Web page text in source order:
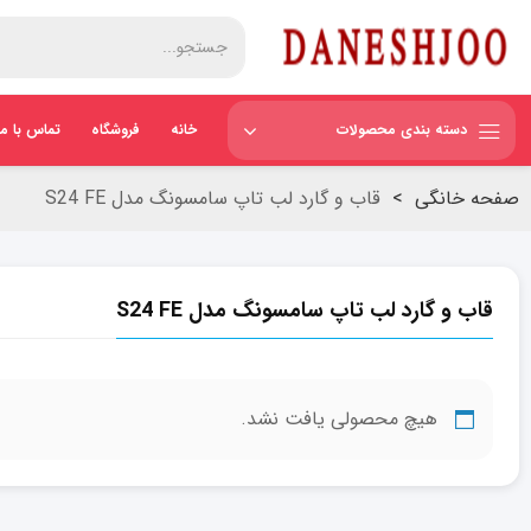
دسته بندی محصولات خانه فروشگاه تماس با
صفحه خانگی > قاب و گارد لب تاپ سامسونگ مدل S24 FE
قاب و گارد لب تاپ سامسونگ مدل S24 FE
هیچ محصولی یافت نشد.